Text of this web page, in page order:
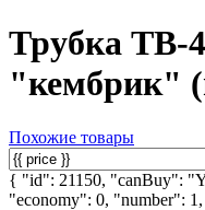
Трубка ТВ-
"кембрик"
Похожие товары
{ "id": 21150, "canBuy":
"economy": 0, "number":